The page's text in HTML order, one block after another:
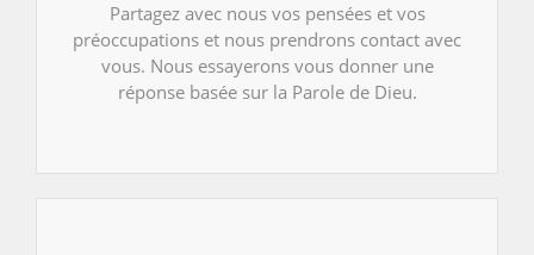
Partagez avec nous vos pensées et vos
préoccupations et nous prendrons contact avec
vous. Nous essayerons vous donner une
réponse basée sur la Parole de Dieu.